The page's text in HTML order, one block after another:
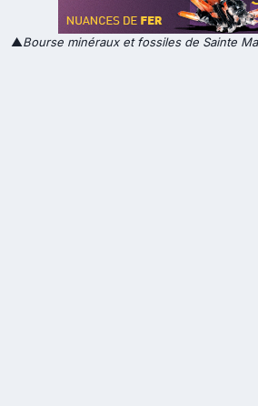
▲Bourse minéraux et fossiles de Sainte